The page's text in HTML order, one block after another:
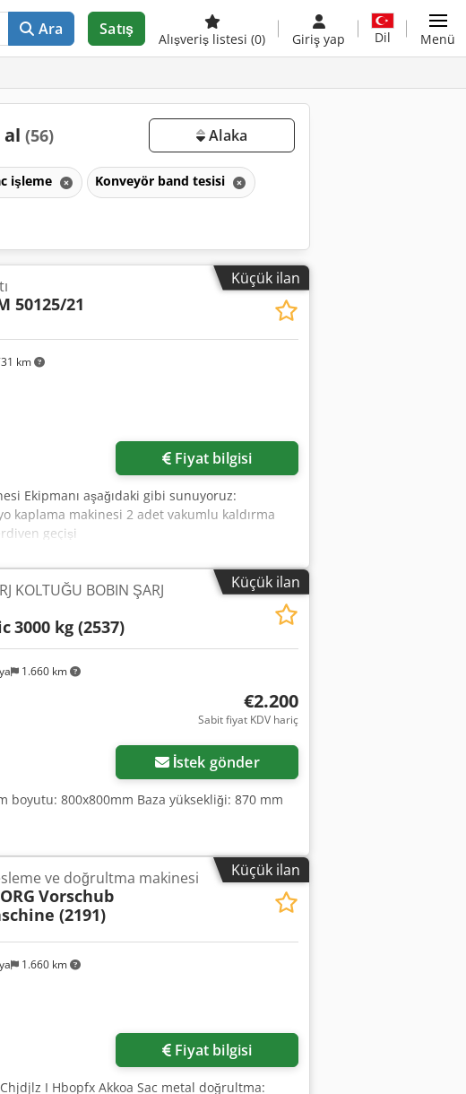
Ara Satış
Alışveriş listesi (0) Giriş yap Dil Menü
al (56) Alaka
işleme Konveyör band tesisi
Küçük ilan
km
50125/21
Fiyat bilgisi
Ekipmanı aşağıdaki gibi sunuyoruz:
kaplama makinesi 2 adet vakumlu kaldırma
geçişi
Küçük ilan
1.660 km
KOLTUĞU BOBIN ŞARJ
3000 kg (2537)
€2.200
Sabit fiyat KDV hariç
İstek gönder
boyutu: 800x800mm Baza yüksekliği: 870 mm
Küçük ilan
1.660 km
ve doğrultma makinesi
Vorschub
(2191)
Fiyat bilgisi
I Hbopfx Akkoa Sac metal doğrultma: